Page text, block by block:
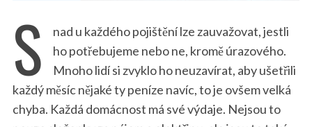
S
nad u každého pojištění lze zauvažovat, jestli
ho potřebujeme nebo ne, kromě úrazového.
Mnoho lidí si zvyklo ho neuzavírat, aby ušetřili
každý měsíc nějaké ty peníze navíc, to je ovšem velká
chyba. Každá domácnost má své výdaje. Nejsou to